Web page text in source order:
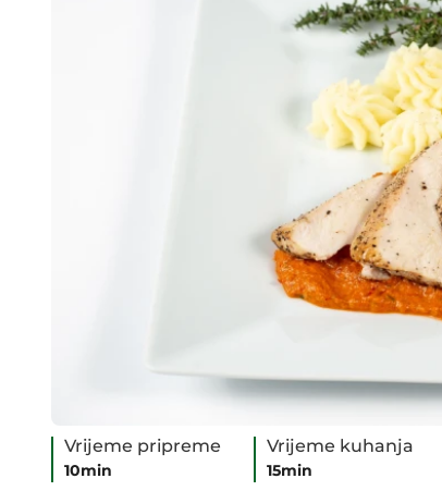
Vrijeme pripreme
10min
Vrijeme kuhanja
15min